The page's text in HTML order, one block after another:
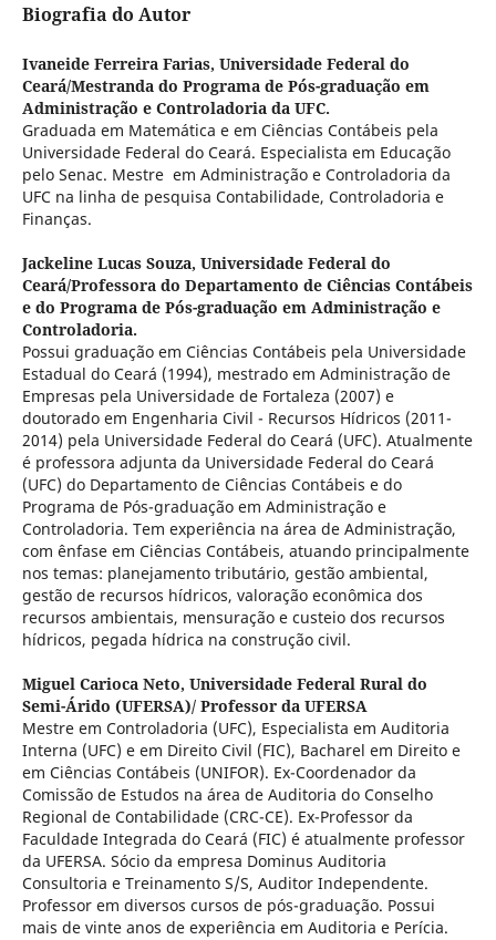
Biografia do Autor
Ivaneide Ferreira Farias, Universidade Federal do
Ceará/Mestranda do Programa de Pós-graduação em
Administração e Controladoria da UFC.
Graduada em Matemática e em Ciências Contábeis pela
Universidade Federal do Ceará. Especialista em Educação
pelo Senac. Mestre em Administração e Controladoria da
UFC na linha de pesquisa Contabilidade, Controladoria e
Finanças.
Jackeline Lucas Souza, Universidade Federal do
Ceará/Professora do Departamento de Ciências Contábeis
e do Programa de Pós-graduação em Administração e
Controladoria.
Possui graduação em Ciências Contábeis pela Universidade
Estadual do Ceará (1994), mestrado em Administração de
Empresas pela Universidade de Fortaleza (2007) e
doutorado em Engenharia Civil - Recursos Hídricos (2011-
2014) pela Universidade Federal do Ceará (UFC). Atualmente
é professora adjunta da Universidade Federal do Ceará
(UFC) do Departamento de Ciências Contábeis e do
Programa de Pós-graduação em Administração e
Controladoria. Tem experiência na área de Administração,
com ênfase em Ciências Contábeis, atuando principalmente
nos temas: planejamento tributário, gestão ambiental,
gestão de recursos hídricos, valoração econômica dos
recursos ambientais, mensuração e custeio dos recursos
hídricos, pegada hídrica na construção civil.
Miguel Carioca Neto, Universidade Federal Rural do
Semi-Árido (UFERSA)/ Professor da UFERSA
Mestre em Controladoria (UFC), Especialista em Auditoria
Interna (UFC) e em Direito Civil (FIC), Bacharel em Direito e
em Ciências Contábeis (UNIFOR). Ex-Coordenador da
Comissão de Estudos na área de Auditoria do Conselho
Regional de Contabilidade (CRC-CE). Ex-Professor da
Faculdade Integrada do Ceará (FIC) é atualmente professor
da UFERSA. Sócio da empresa Dominus Auditoria
Consultoria e Treinamento S/S, Auditor Independente.
Professor em diversos cursos de pós-graduação. Possui
mais de vinte anos de experiência em Auditoria e Perícia.